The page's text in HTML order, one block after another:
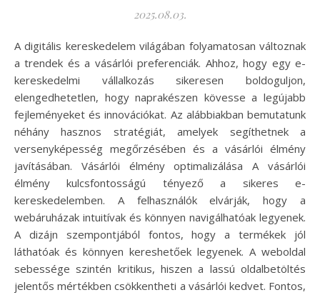
2025.08.03.
A digitális kereskedelem világában folyamatosan változnak
a trendek és a vásárlói preferenciák. Ahhoz, hogy egy e-
kereskedelmi vállalkozás sikeresen boldoguljon,
elengedhetetlen, hogy naprakészen kövesse a legújabb
fejleményeket és innovációkat. Az alábbiakban bemutatunk
néhány hasznos stratégiát, amelyek segíthetnek a
versenyképesség megőrzésében és a vásárlói élmény
javításában. Vásárlói élmény optimalizálása A vásárlói
élmény kulcsfontosságú tényező a sikeres e-
kereskedelemben. A felhasználók elvárják, hogy a
webáruházak intuitívak és könnyen navigálhatóak legyenek.
A dizájn szempontjából fontos, hogy a termékek jól
láthatóak és könnyen kereshetőek legyenek. A weboldal
sebessége szintén kritikus, hiszen a lassú oldalbetöltés
jelentős mértékben csökkentheti a vásárlói kedvet. Fontos,